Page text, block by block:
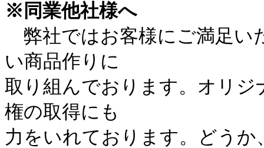
※同業他社様へ
弊社ではお客様にご満足い
い商品作りに
取り組んでおります。オリ
権の取得にも
力をいれております。どう